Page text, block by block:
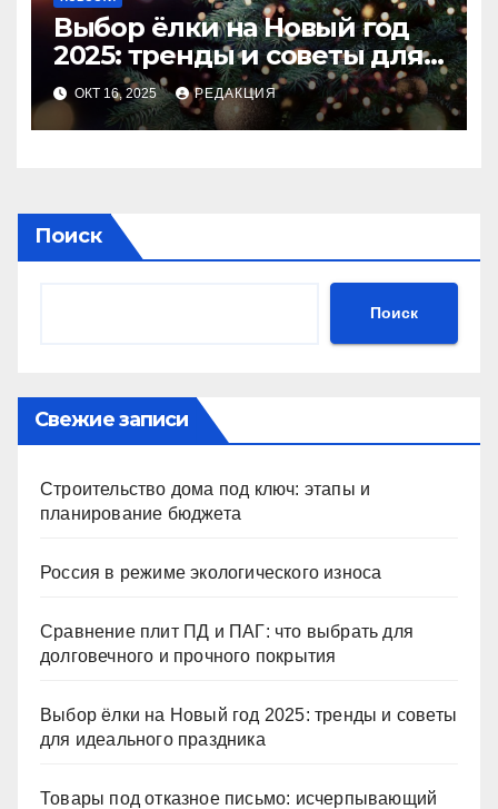
Выбор ёлки на Новый год
2025: тренды и советы для
идеального праздника
ОКТ 16, 2025 РЕДАКЦИЯ
Поиск
Поиск
Свежие записи
Строительство дома под ключ: этапы и
планирование бюджета
Россия в режиме экологического износа
Сравнение плит ПД и ПАГ: что выбрать для
долговечного и прочного покрытия
Выбор ёлки на Новый год 2025: тренды и советы
для идеального праздника
Товары под отказное письмо: исчерпывающий